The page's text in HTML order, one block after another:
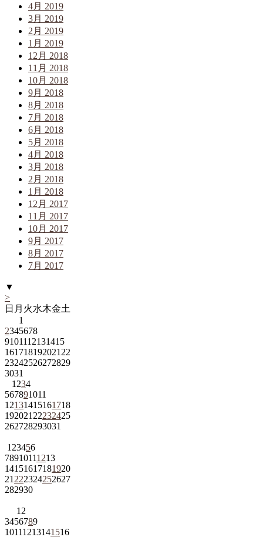
4月 2019
3月 2019
2月 2019
1月 2019
12月 2018
11月 2018
10月 2018
9月 2018
8月 2018
7月 2018
6月 2018
5月 2018
4月 2018
3月 2018
2月 2018
1月 2018
12月 2017
11月 2017
10月 2017
9月 2017
8月 2017
7月 2017
▼
>
日 月 火水木金土
1
2345678
9101112131415
161718192021 22
23242526272829
3031
1 234
567891011
12131415161718
192021 22232425
262728293031
1 23456
78910111213
14151617181920
21 222324252627
282930
1 2
3456789
10111213141516